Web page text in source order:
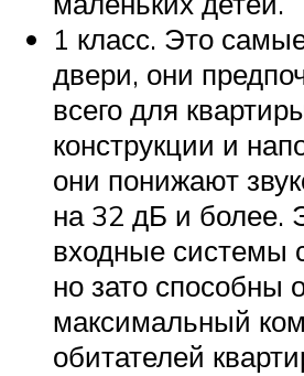
1 класс. Это
двери, они
всего для
конструкции и
они понижают
на 32 дБ и более.
входные системы
но зато способны
максимальный
обитателей